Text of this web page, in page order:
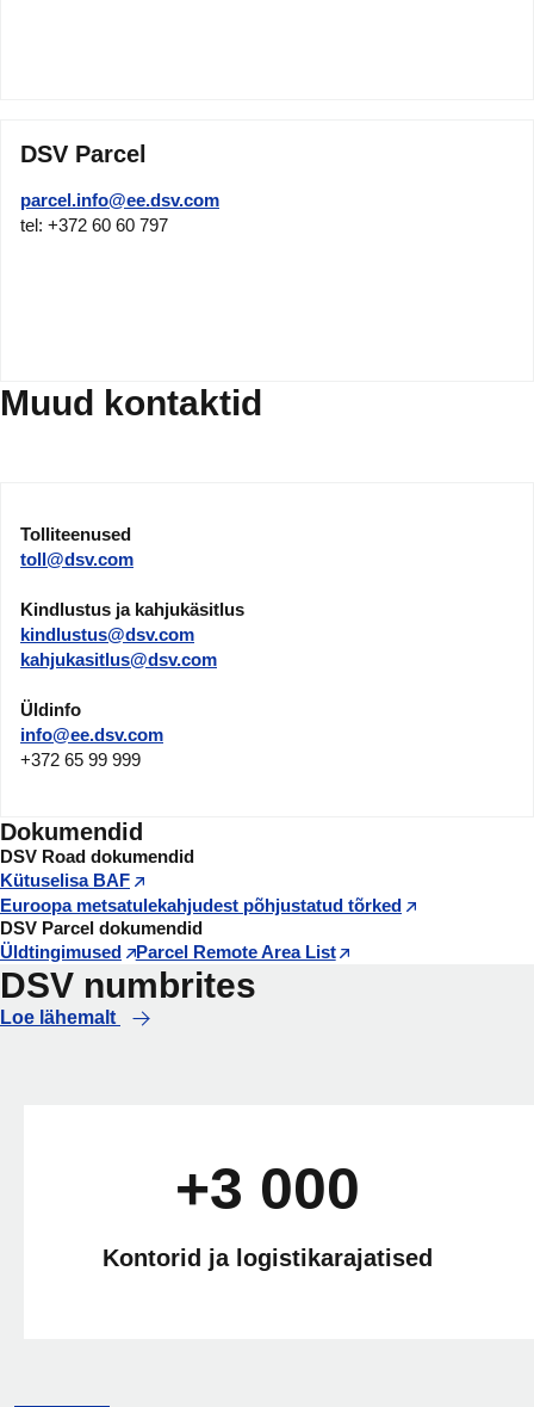
DSV Parcel
parcel.info@ee.dsv.com
tel: +372 60 60 797
Muud kontaktid
Tolliteenused
toll@dsv.com
Kindlustus ja kahjukäsitlus
kindlustus@dsv.com
kahjukasitlus@dsv.com
Üldinfo
info@ee.dsv.com
+372 65 99 999
Dokumendid
DSV Road dokumendid
Kütuselisa BAF
Euroopa metsatulekahjudest põhjustatud tõrked
DSV Parcel dokumendid
Üldtingimused
Parcel Remote Area List
DSV numbrites
Loe lähemalt
+3 000
Kontorid ja logistikarajatised